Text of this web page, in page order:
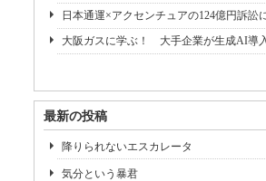
日本通運×アクセンチュアの124億円訴訟
大阪ガスに学ぶ！ 大手企業が生成AI導
最新の投稿
降りられないエスカレータ
気分という暴君